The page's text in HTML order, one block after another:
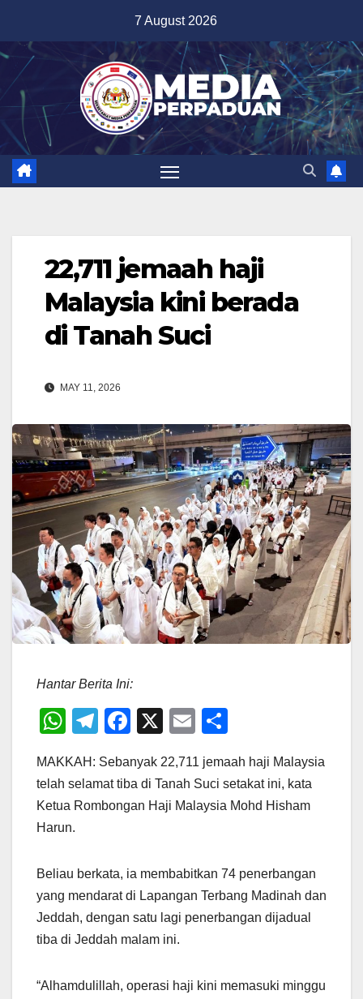
content
7 August 2026
22,711 jemaah haji
Malaysia kini berada
di Tanah Suci
MAY 11, 2026
Hantar Berita Ini:
W
at
s
A
p
T
e
gr
F
c
e
o
k
X
E
ail ar
e
MAKKAH: Sebanyak 22,711 jemaah haji Malaysia
telah selamat tiba di Tanah Suci setakat ini, kata
Ketua Rombongan Haji Malaysia Mohd Hisham
Harun.
Beliau berkata, ia membabitkan 74 penerbangan
yang mendarat di Lapangan Terbang Madinah dan
Jeddah, dengan satu lagi penerbangan dijadual
tiba di Jeddah malam ini.
“Alhamdulillah, operasi haji kini memasuki minggu